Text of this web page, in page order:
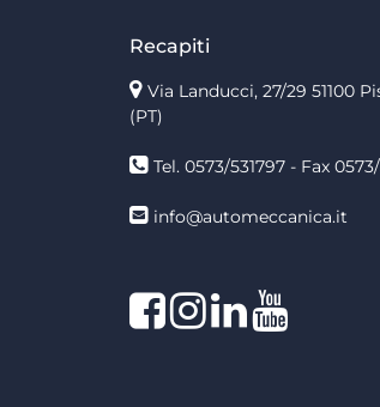
Recapiti
Via Landucci, 27/29 51100
(PT)
Tel. 0573/531797 - Fax 0573/
info@automeccanica.it
FacebookInstagram
linkedin